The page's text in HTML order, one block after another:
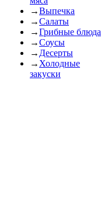
→Выпечка
→Салаты
→Грибные блюда
→Соусы
→ Десерты
→ Холодные
закуски